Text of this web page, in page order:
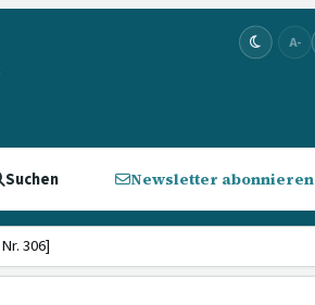
A-
Suchen Newsletter abonnieren
306]